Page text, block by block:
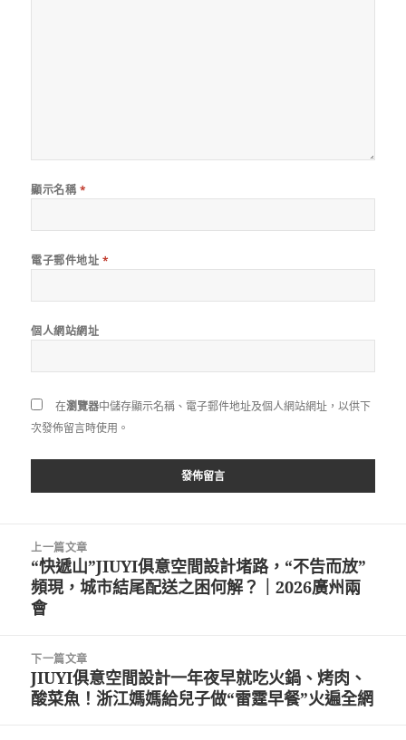
顯示名稱 *
電子郵件地址 *
個人網站網址
在瀏覽器中儲存顯示名稱、電子郵件地址及個人網站網址，以供下
次發佈留言時使用。
上一篇文章
上
一
篇
章:
“快遞山”JIUYI俱意空間設計堵路，“不告而放”
頻現，城市結尾配送之困何解？｜2026廣州兩
會
下一篇文章
下
一
JIUYI俱意空間設計一年夜早就吃火鍋、烤肉、
酸菜魚！浙江媽媽給兒子做“雷霆早餐”火遍全網